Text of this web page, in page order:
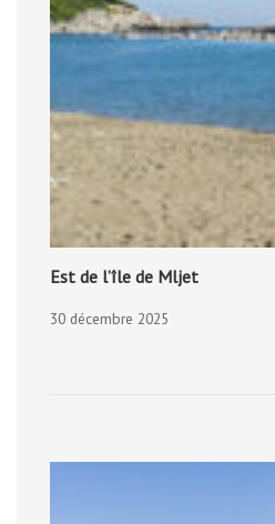
Est de l’île de Mljet
30 décembre 2025